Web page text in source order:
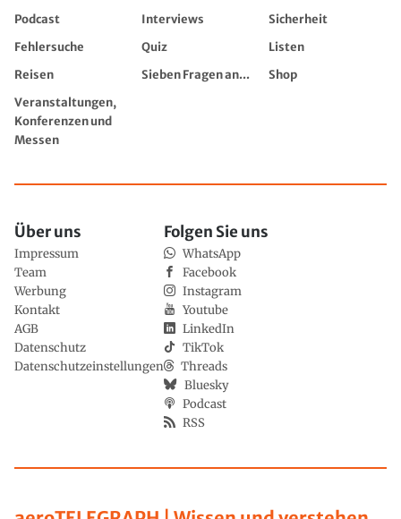
Podcast
Interviews
Sicherheit
Fehlersuche
Quiz
Listen
Reisen
Sieben Fragen an...
Shop
Veranstaltungen,
Konferenzen und
Messen
Über uns
Impressum
Team
Werbung
Kontakt
AGB
Datenschutz
Datenschutzeinstellungen
Folgen Sie uns
WhatsApp
Facebook
Instagram
Youtube
LinkedIn
TikTok
Threads
Bluesky
Podcast
RSS